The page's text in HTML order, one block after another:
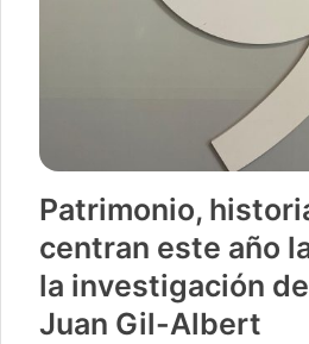
Patrimonio,
centran este año
la investigación
Juan Gil-Albert